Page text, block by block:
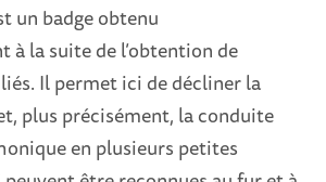
un badge obtenu
la suite de l’obtention de
Il permet ici de décliner la
plus précisément, la conduite
en plusieurs petites